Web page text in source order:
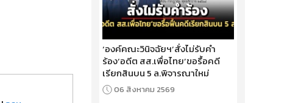
‘องค์คณะวินิจฉัยฯ’สั่งไม่รับคำ
ร้อง‘อดีต สส.เพื่อไทย’ขอรื้อคดี
เรียกสินบน 5 ล.พิจารณาใหม่
06 สิงหาคม 2569